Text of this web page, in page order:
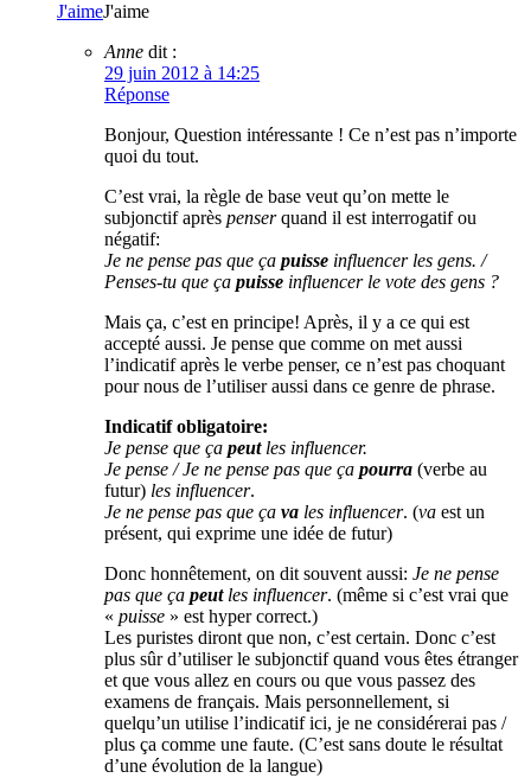
J'aimeJ'aime
Anne dit :
29 juin 2012 à 14:25
Réponse
Bonjour, Question intéressante ! Ce n’est pas n’importe
quoi du tout.
C’est vrai, la règle de base veut qu’on mette le
subjonctif après penserquand il est interrogatif ou
négatif:
Je ne pense pas que ça puisse influencer les gens. /
Penses-tu que ça puisse influencer le vote des gens ?
Mais ça, c’est en principe! Après, il y a ce qui est
accepté aussi. Je pense que comme on met aussi
l’indicatif après le verbe penser, ce n’est pas choquant
pour nous de l’utiliser aussi dans ce genre de phrase.
Indicatif obligatoire:
Je pense que ça peutles influencer.
Je pense / Je ne pense pas que ça pourra (verbe au
futur) les influencer.
Je ne pense pas que ça va les influencer. (va est un
présent, qui exprime une idée de futur)
Donc honnêtement, on dit souvent aussi: Je ne pense
pas que ça peutles influencer. (même si c’est vrai que
« puisse » est hyper correct.)
Les puristes diront que non, c’est certain. Donc c’est
plus sûr d’utiliser le subjonctif quand vous êtes étranger
et que vous allez en cours ou que vous passez des
examens de français. Mais personnellement, si
quelqu’un utilise l’indicatif ici, je ne considérerai pas /
plus ça comme une faute. (C’est sans doute le résultat
d’une évolution de la langue)